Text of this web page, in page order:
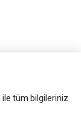
ile tüm bilgileriniz